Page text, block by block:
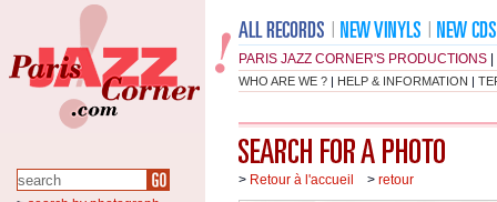
PARIS JAZZ CORNER'S PRODUCTIONS
WHO ARE WE ? | HELP & INFORMATION |
> Retour à l'accueil > retour